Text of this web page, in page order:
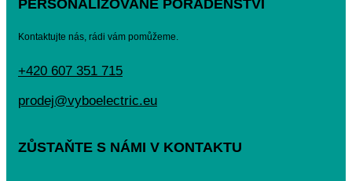
PERSONALIZOVANÉ PORADENSTVÍ
Kontaktujte nás, rádi vám pomůžeme.
+420 607 351 715
prodej@vyboelectric.eu
ZŮSTAŇTE S NÁMI V KONTAKTU